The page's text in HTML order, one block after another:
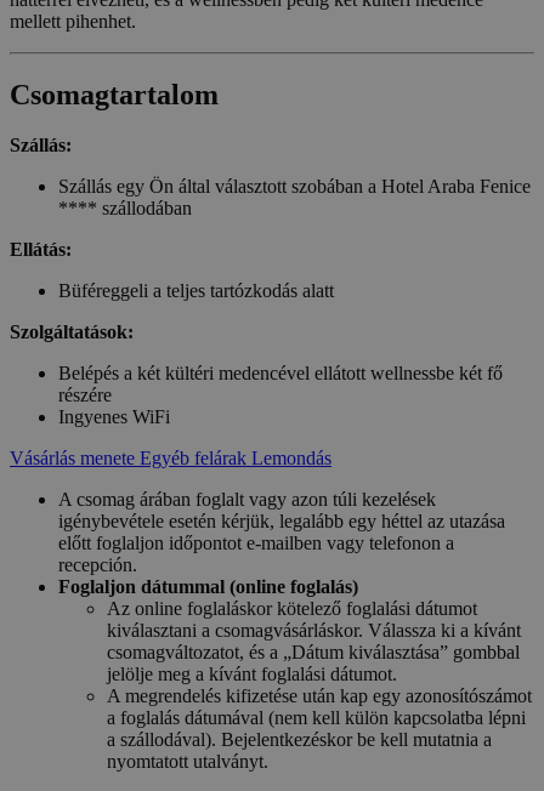
mellett pihenhet.
Csomagtartalom
Szállás:
Szállás egy Ön által választott szobában a Hotel Araba Fenice
**** szállodában
Ellátás:
Büféreggeli a teljes tartózkodás alatt
Szolgáltatások:
Belépés a két kültéri medencével ellátott wellnessbe két fő
részére
Ingyenes WiFi
Vásárlás menete Egyéb felárak Lemondás
A csomag árában foglalt vagy azon túli kezelések
igénybevétele esetén kérjük, legalább egy héttel az utazása
előtt foglaljon időpontot e-mailben vagy telefonon a
recepción.
Foglaljon dátummal (online foglalás)
Az online foglaláskor kötelező foglalási dátumot
kiválasztani a csomagvásárláskor. Válassza ki a kívánt
csomagváltozatot, és a „Dátum kiválasztása” gombbal
jelölje meg a kívánt foglalási dátumot.
A megrendelés kifizetése után kap egy azonosítószámot
a foglalás dátumával (nem kell külön kapcsolatba lépni
a szállodával). Bejelentkezéskor be kell mutatnia a
nyomtatott utalványt.